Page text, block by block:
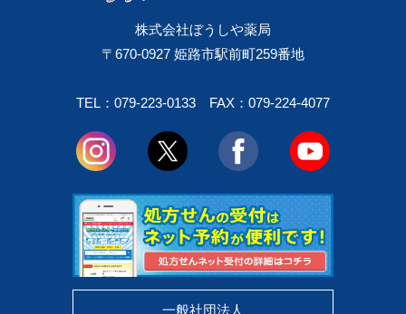
株式会社ぼうしや薬局
〒670-0927 姫路市駅前町259番地
TEL：079-223-0133 FAX：079-224-4077
一般社団法人